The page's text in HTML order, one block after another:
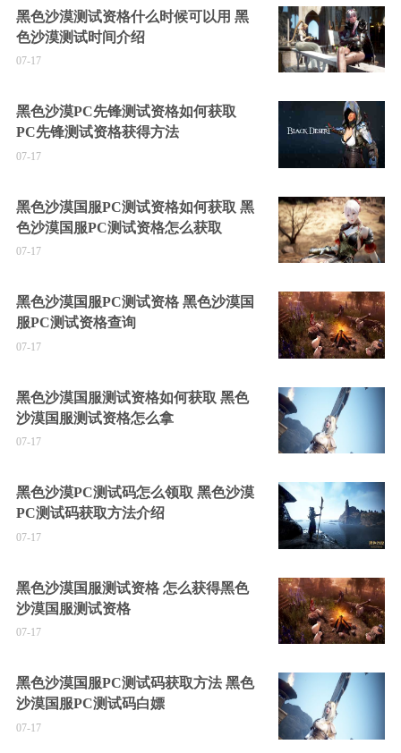
黑色沙漠测试资格什么时候可以用 黑
色沙漠测试时间介绍
07-17
黑色沙漠PC先锋测试资格如何获取
PC先锋测试资格获得方法
07-17
黑色沙漠国服PC测试资格如何获取 黑
色沙漠国服PC测试资格怎么获取
07-17
黑色沙漠国服PC测试资格 黑色沙漠国
服PC测试资格查询
07-17
黑色沙漠国服测试资格如何获取 黑色
沙漠国服测试资格怎么拿
07-17
黑色沙漠PC测试码怎么领取 黑色沙漠
PC测试码获取方法介绍
07-17
黑色沙漠国服测试资格 怎么获得黑色
沙漠国服测试资格
07-17
黑色沙漠国服PC测试码获取方法 黑色
沙漠国服PC测试码白嫖
07-17